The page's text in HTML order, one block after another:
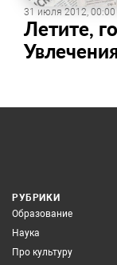
31 июля 2012, 00:00
Летите,
Увлечения
РУБРИКИ
Образование
Наука
Про культуру